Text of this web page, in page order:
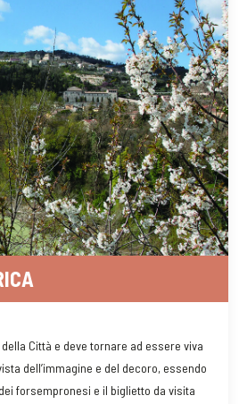
Città e deve tornare ad essere viva
dell’immagine e del decoro, essendo
forsempronesi e il biglietto da visita